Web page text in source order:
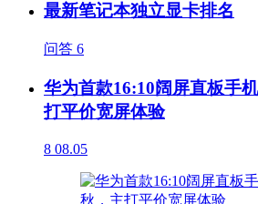
最新笔记本独立显卡排名
问答 6
华为首款16:10阔屏直板手
打平价宽屏体验
8 08.05